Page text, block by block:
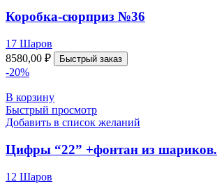
Коробка-сюрприз №36
17 Шаров
8580,00 ₽ Быстрый заказ
-20%
В корзину
Быстрый просмотр
Добавить в список желаний
Цифры “22” +фонтан из шариков.
12 Шаров